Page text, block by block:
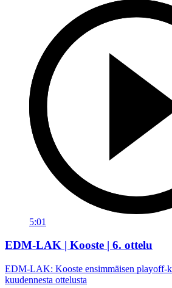
5:01
EDM-LAK | Kooste | 6. ottelu
EDM-LAK: Kooste ensimmäisen playoff-
kuudennesta ottelusta